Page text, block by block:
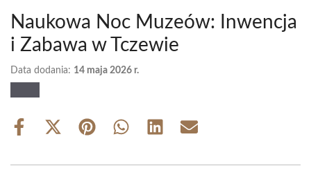
Naukowa Noc Muzeów: Inwencja
i Zabawa w Tczewie
Data dodania: 14 maja 2026 r.
Share
Share
(Twitter)
Share Share Share Share